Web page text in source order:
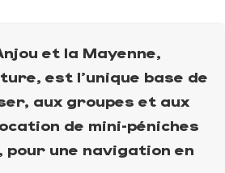
et la Mayenne,
est l’unique base de
aux groupes et aux
de mini-péniches
pour une navigation en